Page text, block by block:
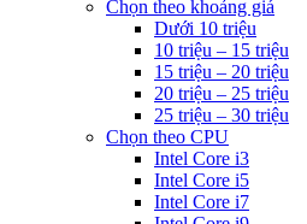
Chọn theo khoảng giá
Dưới 10 triệu
10 triệu – 15 triệu
15 triệu – 20 triệu
20 triệu – 25 triệu
25 triệu – 30 triệu
Chọn theo CPU
Intel Core i3
Intel Core i5
Intel Core i7